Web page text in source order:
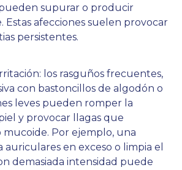
supurar o producir
Estas afecciones suelen provocar
persistentes.
los rasguños frecuentes,
con bastoncillos de algodón o
leves pueden romper la
y provocar llagas que
Por ejemplo, una
auriculares en exceso o limpia el
demasiada intensidad puede